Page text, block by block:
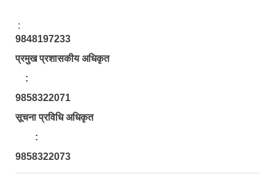
:
9848197233
प्रमुख प्रशासकीय अधिकृत
:
9858322071
सूचना प्रविधि अधिकृत
:
9858322073